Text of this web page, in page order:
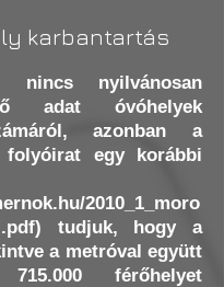
karbantartás
nincs nyilvánosan
adat óvóhelyek
azonban a
folyóirat egy korábbi
2010_1_moro
tudjuk, hogy a
a metróval együtt
férőhelyet